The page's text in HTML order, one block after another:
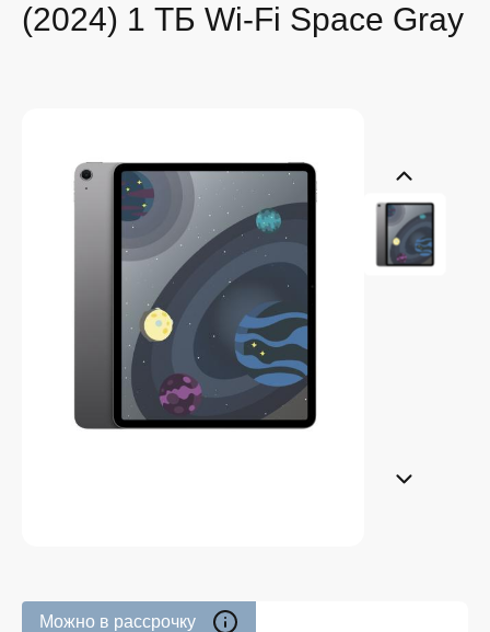
(2024) 1 ТБ Wi-Fi Space Gray
Можно в рассрочку